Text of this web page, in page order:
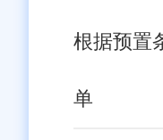
根据预置
单